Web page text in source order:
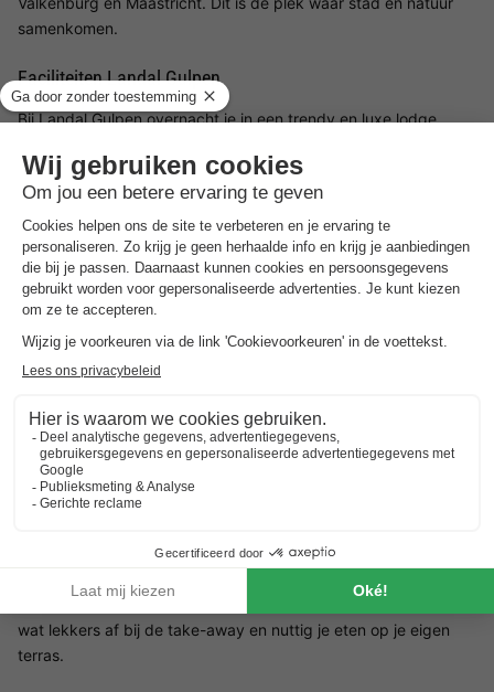
samenkomen.
Faciliteiten Landal Gulpen
Bij Landal Gulpen overnacht je in een trendy en luxe lodge,
terras of ontspan op dit heerlijke plekje na een actieve dag in
de omgeving. Haal de boodschappen in de minimarkt en
bereid in je eigen lodge een lekkere maaltijd. Na al het ravotten
in de natuur kan alle kleding weer schoongewassen worden in
de wasserette. Verder beschikt het park over een oplaadpunt
voor de elektrische auto.
Faciliteiten voor kinderen Landal Gulpen
verschillende speeltuinen of dansen en knutselen bij de Kids
Club. Voor de kinderen is er genoeg vertier op het park.
Restaurant Landal Gulpen
een goede lunch of smaakvol diner in Restaurant The Dill. In dit
gerechten. Geniet je liever in alle rust van je maaltijd? Haal dan
wat lekkers af bij de take-away en nuttig je eten op je eigen
terras.